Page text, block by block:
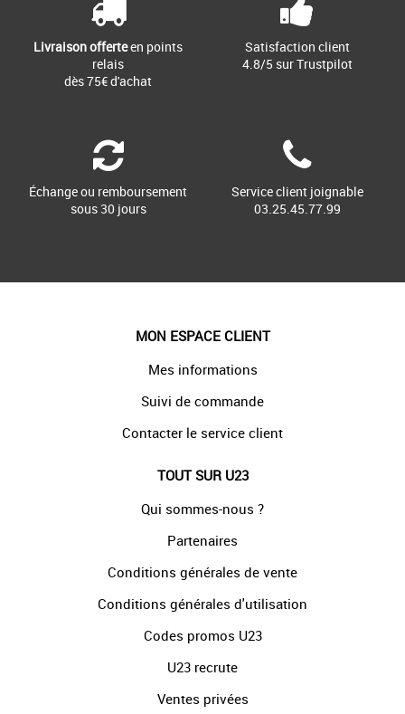
Livraison offerteen points
relais
dès 75€ d'achat
Satisfaction client
4.8/5 sur Trustpilot
Échange ou remboursement
sous 30 jours
Service client joignable
03.25.45.77.99
MON ESPACE CLIENT
Mes informations
Suivi de commande
Contacter le service client
TOUT SUR U23
Qui sommes-nous ?
Partenaires
Conditions générales de vente
Conditions générales d'utilisation
Codes promos U23
U23 recrute
Ventes privées